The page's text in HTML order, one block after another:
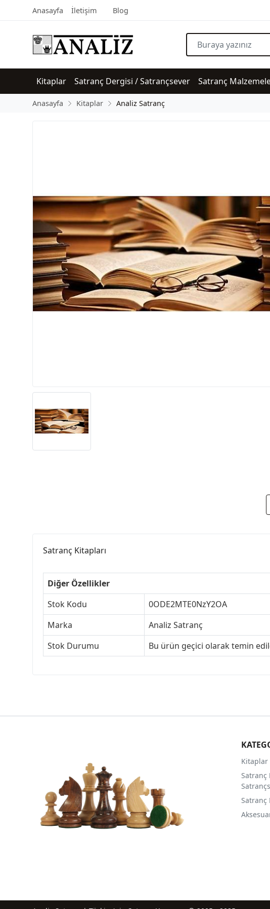
Anasayfa İletişim Blog
Kitaplar Satranç Dergisi / Satrançsever Satranç
Anasayfa Kitaplar Analiz Satranç
Satranç Kitapları
Diğer Özellikler
Stok Kodu
0ODE2MTE0NzY2OA
Marka
Analiz Satranç
Stok Durumu
Bu ürün geçici olarak temin
Kitaplar
Satranç
Satranç